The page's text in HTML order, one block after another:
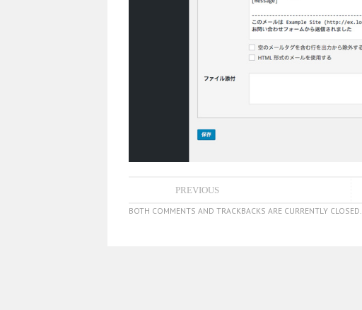
PREVIOUS
BOTH COMMENTS AND TRACKBACKS ARE CURRENTLY CLOSED.